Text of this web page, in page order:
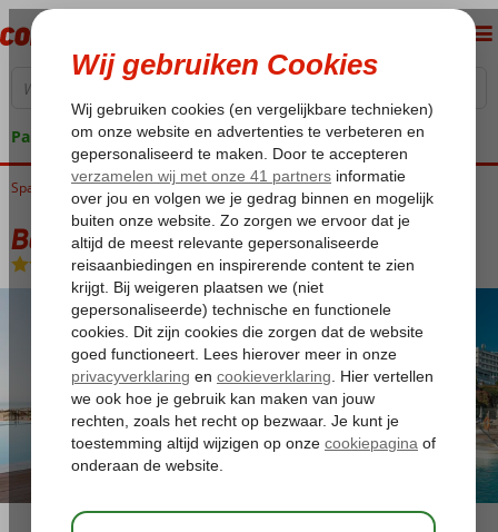
Pakketgarantie
Home
Spanje Costa del Sol Benalmadena Benalma Hotel Costa del Sol
Benalma Hotel Costa del Sol
Logies en ontbijt-Hotel